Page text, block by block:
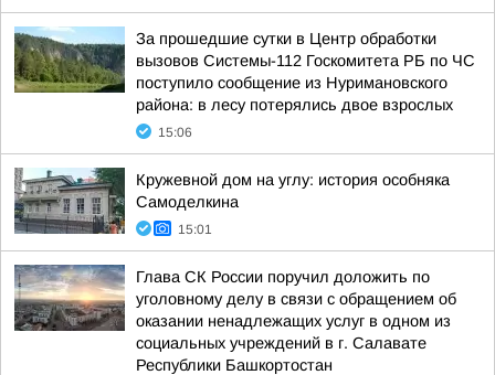
За прошедшие сутки в Центр обработки
вызовов Системы-112 Госкомитета РБ по ЧС
поступило сообщение из Нуримановского
района: в лесу потерялись двое взрослых
15:06
Кружевной дом на углу: история особняка
Самоделкина
15:01
Глава СК России поручил доложить по
уголовному делу в связи с обращением об
оказании ненадлежащих услуг в одном из
социальных учреждений в г. Салавате
Республики Башкортостан